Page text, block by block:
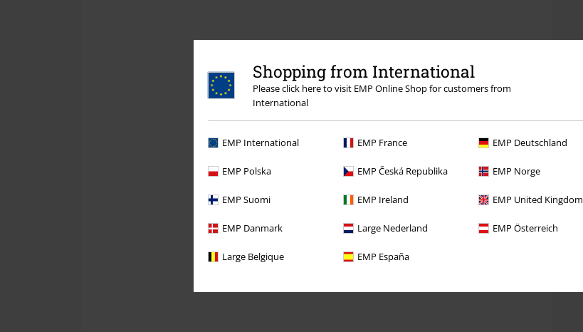
Shopping from International
Please click here to visit EMP Online Shop for customers from
International
EMP International EMP France EMP Deutschland
EMP Polska EMP Česká Republika EMP Norge
EMP Suomi EMP Ireland EMP United Kingdom
EMP Danmark Large Nederland EMP Österreich
Large Belgique EMP España